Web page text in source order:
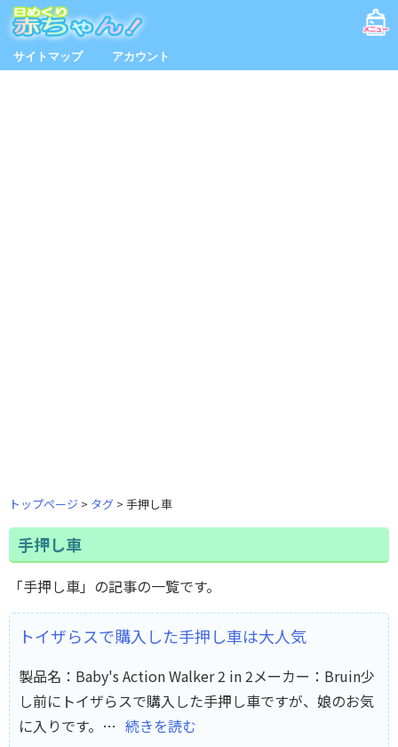
サイトマップ アカウント
トップページ タグ 手押し車
手押し車
「手押し車」の記事の一覧です。
トイザらスで購入した手押し車は大人気
製品名：Baby's Action Walker 2 in 2メーカー：Bruin少
し前にトイザらスで購入した手押し車ですが、娘のお気
に入りです。… 続きを読む